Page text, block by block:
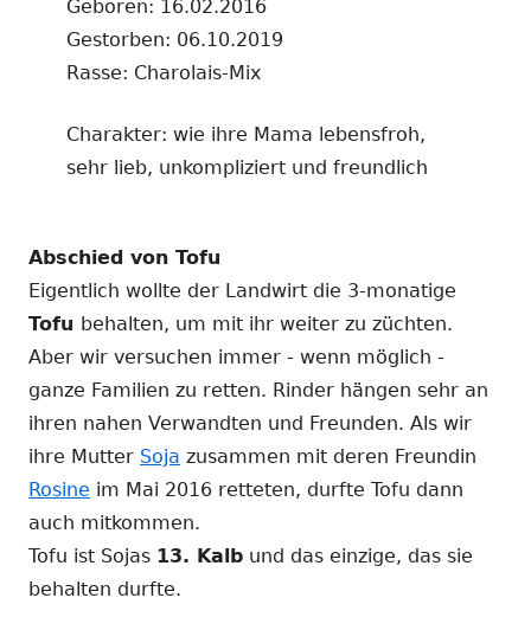
Geboren: 16.02.2016
Gestorben: 06.10.2019
Rasse: Charolais-Mix
Charakter: wie ihre Mama lebensfroh,
sehr lieb, unkompliziert und freundlich
Abschied von Tofu
Eigentlich wollte der Landwirt die 3-monatige
Tofu behalten, um mit ihr weiter zu züchten.
Aber wir versuchen immer - wenn möglich -
ganze Familien zu retten. Rinder hängen sehr an
ihren nahen Verwandten und Freunden. Als wir
ihre Mutter Soja zusammen mit deren Freundin
Rosine im Mai 2016 retteten, durfte Tofu dann
auch mitkommen.
Tofu ist Sojas 13. Kalb und das einzige, das sie
behalten durfte.